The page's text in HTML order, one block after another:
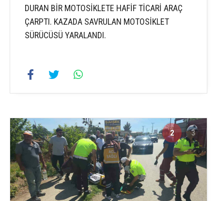
DURAN BİR MOTOSİKLETE HAFİF TİCARİ ARAÇ
ÇARPTI. KAZADA SAVRULAN MOTOSİKLET
SÜRÜCÜSÜ YARALANDI.
2 3